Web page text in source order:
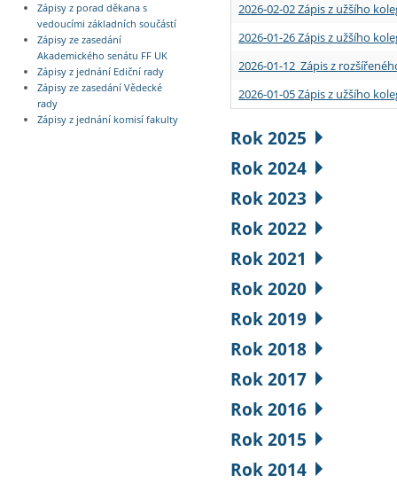
Zápisy z porad děkana s
vedoucími základních součástí
Zápisy ze zasedání
Akademického senátu FF UK
Zápisy z jednání Ediční rady
Zápisy ze zasedání Vědecké
rady
Zápisy z jednání komisí fakulty
2026-02-02 Zápis z užšího
2026-01-26 Zápis z užšího
2026-01-12 Zápis z
2026-01-05 Zápis z užšího
Rok 2025
Rok 2024
Rok 2023
Rok 2022
Rok 2021
Rok 2020
Rok 2019
Rok 2018
Rok 2017
Rok 2016
Rok 2015
Rok 2014